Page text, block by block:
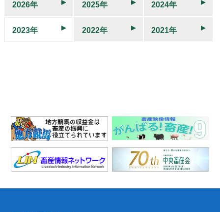
2026年 2025年 2024年
2023年 2022年 2021年